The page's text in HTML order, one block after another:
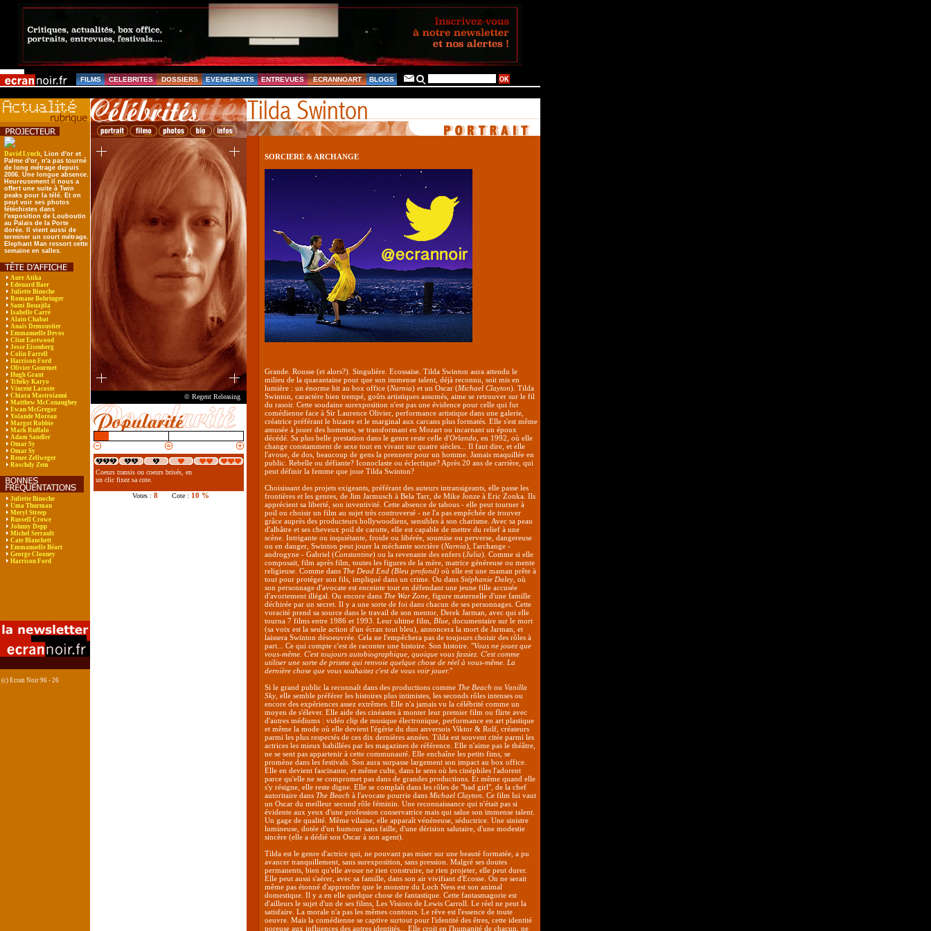
FILMS CELEBRITES DOSSIERS EVENEMENTS ENTREVUES ECRANNOART BLOGS
David Lynch, Lion d'or et
Palme d'or, n'a pas tourné
de long métrage depuis
2006. Une longue absence.
Heureusement il nous a
offert une suite à Twin
peaks pour la télé. Et on
peut voir ses photos
fétéchistes dans
l'exposition de Louboutin
au Palais de la Porte
dorée. Il vient aussi de
terminer un court métrage.
Elephant Man ressort cette
semaine en salles.
Aure Atika
Edouard Baer
Juliette Binoche
Romane Bohringer
Sami Bouajila
Isabelle Carré
Alain Chabat
Anaïs Demoustier
Emmanuelle Devos
Clint Eastwood
Jesse Eisenberg
Colin Farrell
Harrison Ford
Olivier Gourmet
Hugh Grant
Tchéky Karyo
Vincent Lacoste
Chiara Mastroianni
Matthew McConaughey
Ewan McGregor
Yolande Moreau
Margot Robbie
Mark Ruffalo
Adam Sandler
Omar Sy
Omar Sy
Renee Zellweger
Roschdy Zem
Juliette Binoche
Uma Thurman
Meryl Streep
Russell Crowe
Johnny Depp
Michel Serrault
Cate Blanchett
Emmanuelle Béart
George Clooney
Harrison Ford
(c) Ecran Noir 96 - 26
© Regent Releasing
Coeurs transis ou coeurs brisés, en
un clic fixez sa cote.
Votes : 8 Cote : 10 %
SORCIERE & ARCHANGE
Grande. Rousse (et alors?). Singulière. Ecossaise. Tilda Swinton aura attendu le
milieu de la quarantaine pour que son immense talent, déjà reconnu, soit mis en
lumière : un énorme hit au box office (Narnia) et un Oscar (Michael Clayton). Tilda
Swinton, caractère bien trempé, goûts artistiques assumés, aime se retrouver sur le fil
du rasoir. Cette soudaine surexposition n'est pas une évidence pour celle qui fut
comédienne face à Sir Laurence Olivier, performance artistique dans une galerie,
créatrice préférant le bizarre et le marginal aux carcans plus formatés. Elle s'est même
amusée à jouer des hommes, se transformant en Mozart ou incarnant un époux
décédé. Sa plus belle prestation dans le genre reste celle d'Orlando , en 1992, où elle
change constamment de sexe tout en vivant sur quatre siècles... Il faut dire, et elle
l'avoue, de dos, beaucoup de gens la prennent pour un homme. Jamais maquillée en
public. Rebelle ou défiante? Iconoclaste ou éclectique? Après 20 ans de carrière, qui
peut définir la femme que joue Tilda Swinton?
Choisissant des projets exigeants, préférant des auteurs intransigeants, elle passe les
frontières et les genres, de Jim Jarmusch à Bela Tarr, de Mike Jonze à Eric Zonka. Ils
apprécient sa liberté, son inventivité. Cette absence de tabous - elle peut tourner à
poil ou choisir un film au sujet très controversé - ne l'a pas empêchée de trouver
grâce auprès des producteurs hollywoodiens, sensibles à son charisme. Avec sa peau
d'albâtre et ses cheveux poil de carotte, elle est capable de mettre du relief à une
scène. Intrigante ou inquiétante, froide ou libérée, soumise ou perverse, dangereuse
ou en danger, Swinton peut jouer la méchante sorcière (Narnia), l'archange -
androgyne - Gabriel (Constantine) ou la revenante des enfers (Julia). Comme si elle
composait, film après film, toutes les figures de la mère, matrice généreuse ou mente
religieuse. Comme dans The Dead End (Bleu profond) où elle est une maman prête à
tout pour protéger son fils, impliqué dans un crime. Ou dans Stéphanie Daley , où
son personnage d'avocate est enceinte tout en défendant une jeune fille accusée
d'avortement illégal. Ou encore dans The War Zone , figure maternelle d'une famille
déchirée par un secret. Il y a une sorte de foi dans chacun de ses personnages. Cette
voracité prend sa source dans le travail de son mentor, Derek Jarman, avec qui elle
tourna 7 films entre 1986 et 1993. Leur ultime film, Blue , documentaire sur le mort
(sa voix est la seule action d'un écran tout bleu), annoncera la mort de Jarman, et
laissera Swinton désoeuvrée. Cela ne l'empêchera pas de toujours choisir des rôles à
part... Ce qui compte c'est de raconter une histoire. Son histoire. "Vous ne jouez que
vous-même. C'est toujours autobiographique, quoique vous fassiez. C'est comme
utiliser une sorte de prisme qui renvoie quelque chose de réel à vous-même. La
dernière chose que vous souhaitez c'est de vous voir jouer."
Si le grand public la reconnaît dans des productions comme The Beach ou Vanilla
Sky , elle semble préférer les histoires plus intimistes, les seconds rôles intenses ou
encore des expériences assez extrêmes. Elle n'a jamais vu la célébrité comme un
moyen de s'élever. Elle aide des cinéastes à monter leur premier film ou flirte avec
d'autres médiums : vidéo clip de musique électronique, performance en art plastique
et même la mode où elle devient l'égérie du duo anversois Viktor & Rolf, créateurs
parmi les plus respectés de ces dix dernières années. Tilda est souvent citée parmi les
actrices les mieux habillées par les magazines de référence. Elle n'aime pas le théâtre,
ne se sent pas appartenir à cette communauté. Elle enchaîne les petits fims, se
promène dans les festivals. Son aura surpasse largement son impact au box office.
Elle en devient fascinante, et même culte, dans le sens où les cinéphiles l'adorent
parce qu'elle ne se compromet pas dans de grandes productions. Et même quand elle
s'y résigne, elle reste digne. Elle se complaît dans les rôles de "bad girl", de la chef
autoritaire dans The Beach à l'avocate pourrie dans Michael Clayton . Ce film lui vaut
un Oscar du meilleur second rôle féminin. Une reconnaissance qui n'était pas si
évidente aux yeux d'une profession conservatrice mais qui salue son immense talent.
Un gage de qualité. Même vilaine, elle apparaît vénéneuse, séductrice. Une sinistre
lumineuse, dotée d'un humour sans faille, d'une dérision salutaire, d'une modestie
sincère (elle a dédié son Oscar à son agent).
Tilda est le genre d'actrice qui, ne pouvant pas miser sur une beauté formatée, a pu
avancer tranquillement, sans surexposition, sans pression. Malgré ses doutes
permanents, bien qu'elle avoue ne rien construire, ne rien projeter, elle peut durer.
Elle peut aussi s'aérer, avec sa famille, dans son air vivifiant d'Ecosse. On ne serait
même pas étonné d'apprendre que le monstre du Loch Ness est son animal
domestique. Il y a en elle quelque chose de fantastique. Cette fantasmagorie est
d'ailleurs le sujet d'un de ses films, Les Visions de Lewis Carroll. Le réel ne peut la
satisfaire. La morale n'a pas les mêmes contours. Le rêve est l'essence de toute
oeuvre. Mais la comédienne se captive surtout pour l'identité des êtres, cette identité
poreuse aux influences des autres identités... Elle croit en l'humanité de chacun, ne